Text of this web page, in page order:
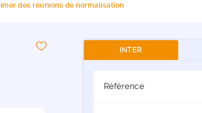
des réunions de normalisation
INTER
Référence